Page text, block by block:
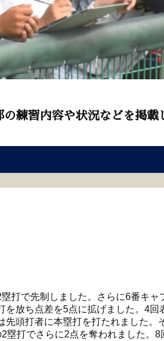
練習内容や状況などを掲載
塁打で先制しました。さらに6番キャ
を放ち点差を5点に拡げました。 4回
先頭打者に本塁打を打たれました。
2塁打でさらに2点を奪われました。 8